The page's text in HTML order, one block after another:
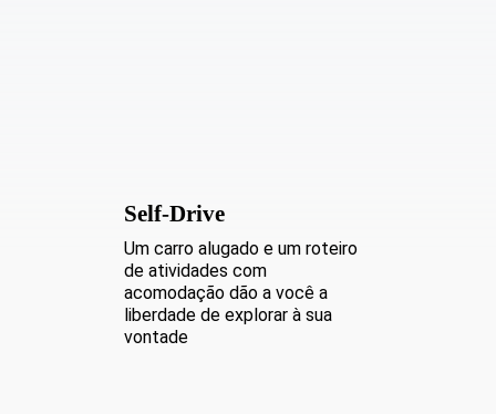
Self-Drive
Um carro alugado e um roteiro
de atividades com
acomodação dão a você a
liberdade de explorar à sua
vontade